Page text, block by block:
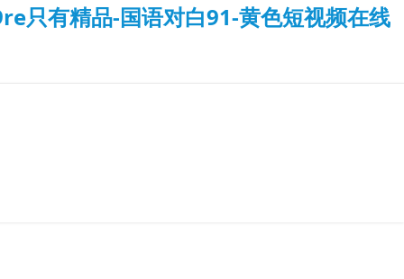
只有精品-国语对白91-黄色短视频在线